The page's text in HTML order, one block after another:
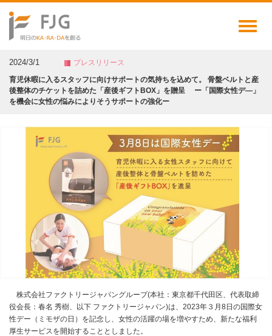
Toggle
2024/3/1
プレスリリース
育児休暇に入るスタッフに向けサポートの気持ちを込めて。 骨盤ベルトと産
後整体のチケットを詰めた「産後ギフトBOX」を贈呈 ー「国際女性デ―」
を機会に女性の悩みによりそうサポートの強化ー
株式会社ファクトリージャパングループ(本社：東京都千代田区、代表取締
役会長：春名 秀樹、以下 ファクトリージャパン)は、2023年３月8日の国際女
性デー（ミモザの日）を記念し、女性の活躍の場を増やすため、新たな福利
厚生サービスを開始することとしました。